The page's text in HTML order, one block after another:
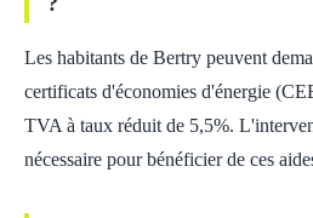
Les habitants de Bertry peuvent
certificats d'économies d'énergie
TVA à taux réduit de 5,5%.
nécessaire pour bénéficier de ces